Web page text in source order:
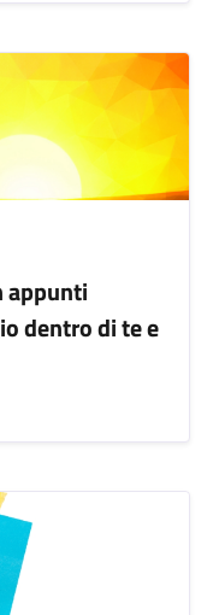
appunti
dentro di te e